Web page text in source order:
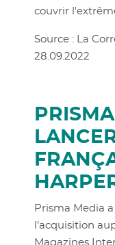
couvrir
Source : La
28.09.2022
Prisma Media
l’acquisition
Magazines